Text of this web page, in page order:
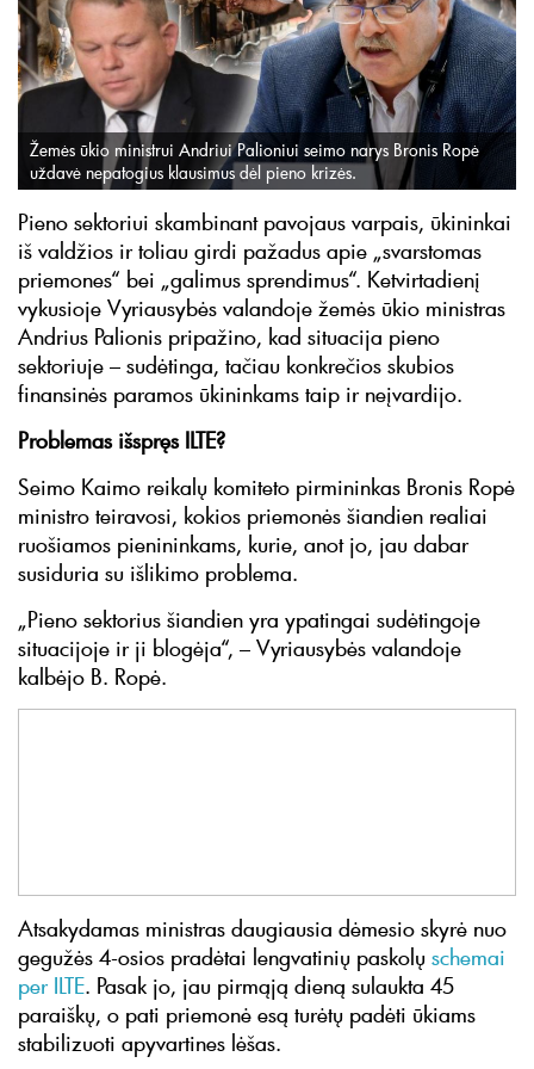
Žemės ūkio ministrui Andriui Palioniui seimo narys Bronis Ropė
uždavė nepatogius klausimus dėl pieno krizės.
Pieno sektoriui skambinant pavojaus varpais, ūkininkai
iš valdžios ir toliau girdi pažadus apie „svarstomas
priemones“ bei „galimus sprendimus“. Ketvirtadienį
vykusioje Vyriausybės valandoje žemės ūkio ministras
Andrius Palionis pripažino, kad situacija pieno
sektoriuje – sudėtinga, tačiau konkrečios skubios
finansinės paramos ūkininkams taip ir neįvardijo.
Problemas išspręs ILTE?
Seimo Kaimo reikalų komiteto pirmininkas Bronis Ropė
ministro teiravosi, kokios priemonės šiandien realiai
ruošiamos pienininkams, kurie, anot jo, jau dabar
susiduria su išlikimo problema.
„Pieno sektorius šiandien yra ypatingai sudėtingoje
situacijoje ir ji blogėja“, – Vyriausybės valandoje
kalbėjo B. Ropė.
Atsakydamas ministras daugiausia dėmesio skyrė nuo
gegužės 4-osios pradėtai lengvatinių paskolų schemai
per ILTE. Pasak jo, jau pirmąją dieną sulaukta 45
paraiškų, o pati priemonė esą turėtų padėti ūkiams
stabilizuoti apyvartines lėšas.